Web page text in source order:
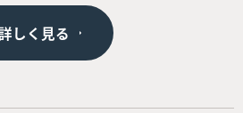
しく見る